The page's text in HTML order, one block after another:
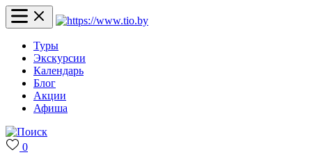
Туры
Экскурсии
Календарь
Блог
Акции
Афиша
0